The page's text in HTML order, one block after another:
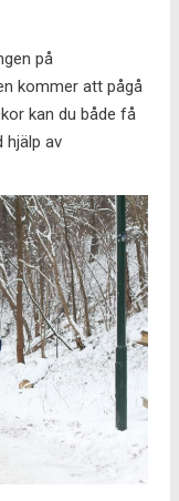
på
kommer att pågå
kan du både få
hjälp av